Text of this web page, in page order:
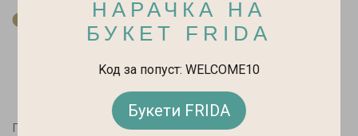
За нас
ПАЗАРУВАЈ ПОМОШ
НАРАЧКА НА
БУКЕТ FRIDA
Kод за попуст: WELCOME10
Букети FRIDA